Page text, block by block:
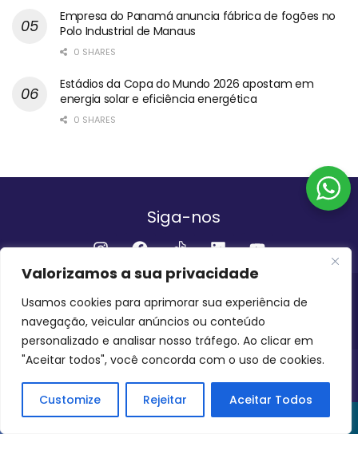
Valorizamos a sua privacidade
Usamos cookies para aprimorar sua experiência de
navegação, veicular anúncios ou conteúdo
personalizado e analisar nosso tráfego. Ao clicar em
"Aceitar todos", você concorda com o uso de cookies.
Customize Rejeitar Aceitar Todos
Empresa do Panamá anuncia fábrica de fogões no
Polo Industrial de Manaus
0 SHARES
Estádios da Copa do Mundo 2026 apostam em
energia solar e eficiência energética
0 SHARES
Siga-nos
Institucional
QUEM SOMOS FALE CONOSCO
INVEST AMAZÔNIA BRASIL
COPYRIGHT 2024 - 2026